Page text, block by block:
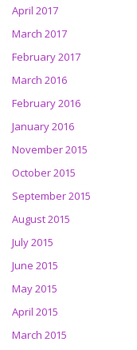
April 2017
March 2017
February 2017
March 2016
February 2016
January 2016
November 2015
October 2015
September 2015
August 2015
July 2015
June 2015
May 2015
April 2015
March 2015